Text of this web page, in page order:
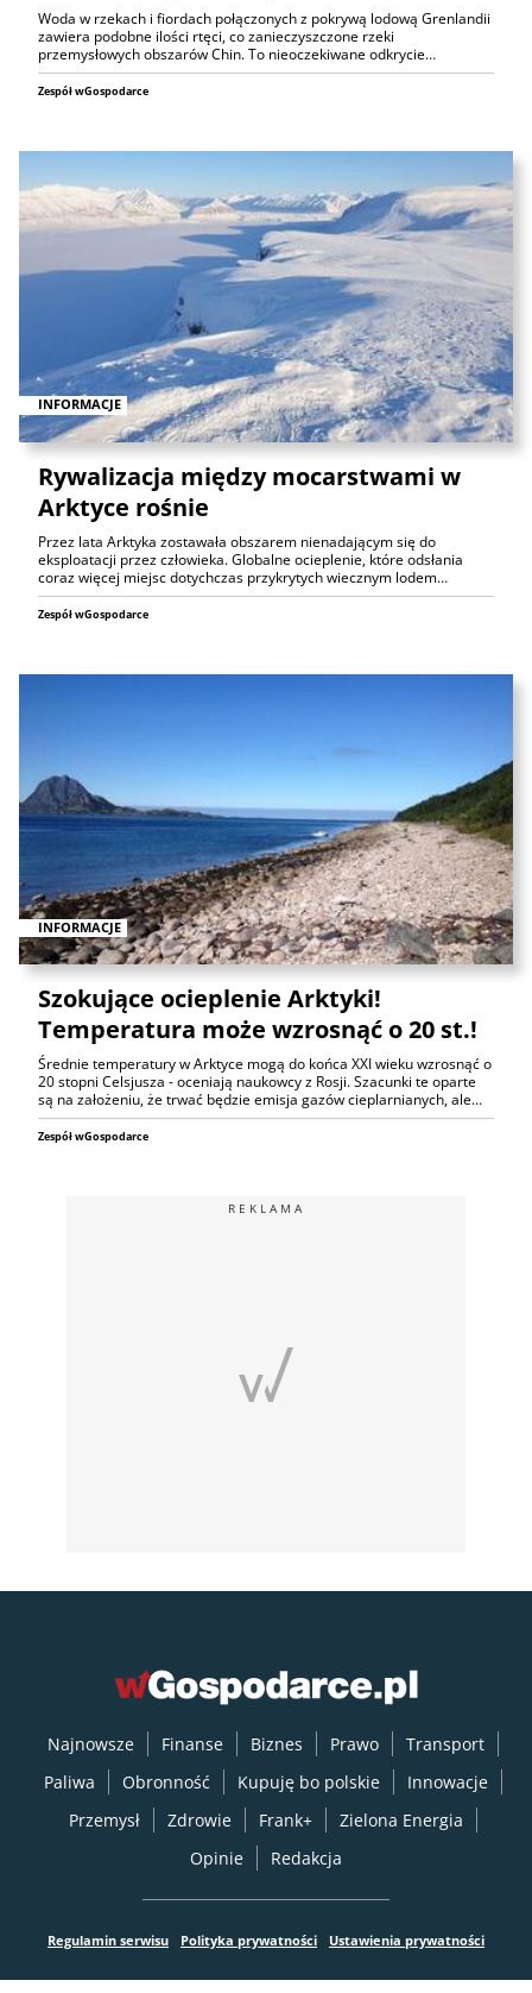
Woda w rzekach i fiordach połączonych z pokrywą lodową Grenlandii
zawiera podobne ilości rtęci, co zanieczyszczone rzeki
przemysłowych obszarów Chin. To nieoczekiwane odkrycie…
Zespół wGospodarce
INFORMACJE
Rywalizacja między mocarstwami w
Arktyce rośnie
Przez lata Arktyka zostawała obszarem nienadającym się do
eksploatacji przez człowieka. Globalne ocieplenie, które odsłania
coraz więcej miejsc dotychczas przykrytych wiecznym lodem…
Zespół wGospodarce
INFORMACJE
Szokujące ocieplenie Arktyki!
Temperatura może wzrosnąć o 20 st.!
Średnie temperatury w Arktyce mogą do końca XXI wieku wzrosnąć o
20 stopni Celsjusza - oceniają naukowcy z Rosji. Szacunki te oparte
są na założeniu, że trwać będzie emisja gazów cieplarnianych, ale…
Zespół wGospodarce
REKLAMA
Najnowsze Finanse Biznes Prawo
Transport
Paliwa
Obronność Kupuję bo polskie
Innowacje
Przemysł
Zdrowie Frank+
Zielona Energia
Opinie
Redakcja
Regulamin serwisu Polityka prywatności Ustawienia prywatności